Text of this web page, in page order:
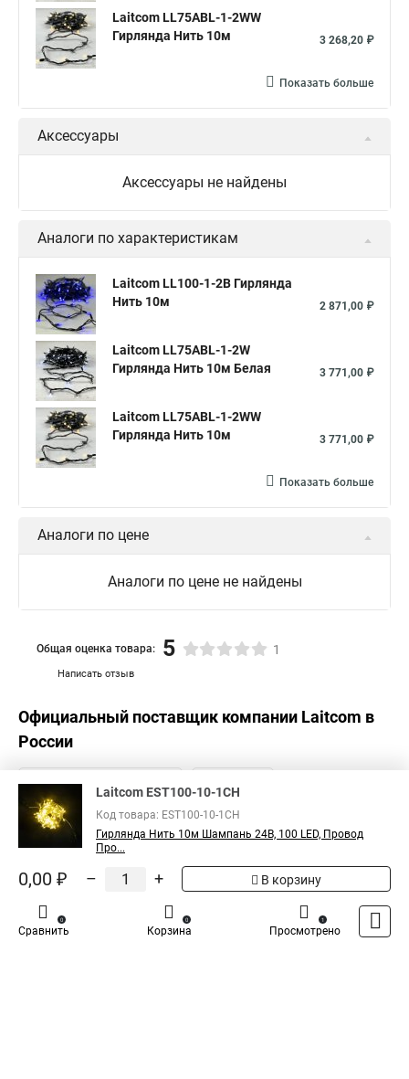
Laitcom LL75ABL-1-2WW
Гирлянда Нить 10м
3 268,20 ₽
Показать больше
Аксессуары
Аксессуары не найдены
Аналоги по характеристикам
Laitcom LL100-1-2B Гирлянда
Нить 10м
2 871,00 ₽
Laitcom LL75ABL-1-2W
Гирлянда Нить 10м Белая
3 771,00 ₽
Laitcom LL75ABL-1-2WW
Гирлянда Нить 10м
3 771,00 ₽
Показать больше
Аналоги по цене
Аналоги по цене не найдены
Написать отзыв
Общая оценка товара: 5 1
Официальный поставщик компании Laitcom в
России
Laitcom EST100-10-1CH
Код товара: EST100-10-1CH
Гирлянда Нить 10м Шампань 24В, 100 LED, Провод
Про...
0,00 ₽ – + В корзину
Сравнить
0
Корзина
0
Просмотрено
1